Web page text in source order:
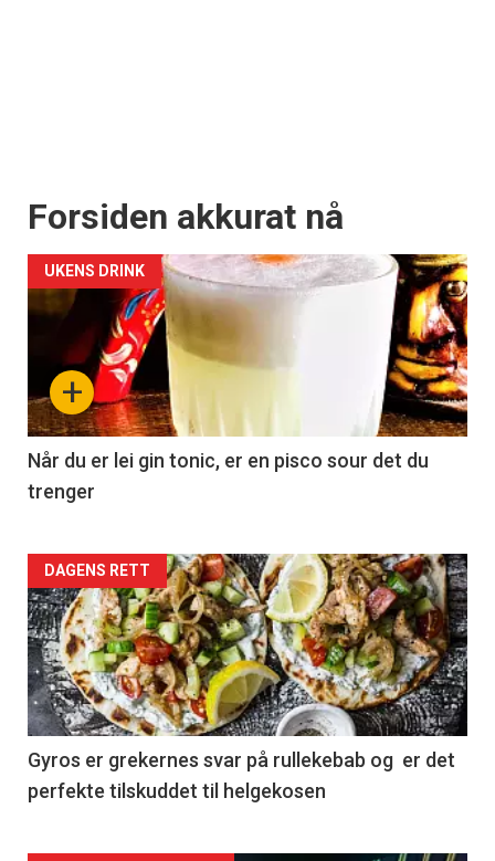
Forsiden akkurat nå
+
UKENS DRINK
Når du er lei gin tonic, er en pisco sour det du
trenger
Forsiden
akkurat
nå
-
2
DAGENS RETT
Gyros er grekernes svar på rullekebab og er det
perfekte tilskuddet til helgekosen